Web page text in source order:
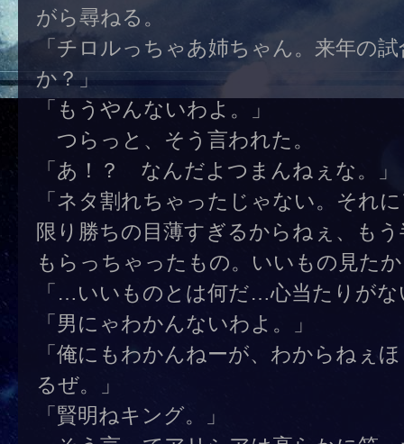
がら尋ねる。
「チロルっちゃあ姉ちゃん。来年の
か？」
「もうやんないわよ。」
つらっと、そう言われた。
「あ！？ なんだよつまんねぇな。」
「ネタ割れちゃったじゃない。それ
限り勝ちの目薄すぎるからねぇ、も
もらっちゃったもの。いいもの見た
「…いいものとは何だ…心当たりが
「男にゃわかんないわよ。」
「俺にもわかんねーが、わからねぇ
るぜ。」
「賢明ねキング。」